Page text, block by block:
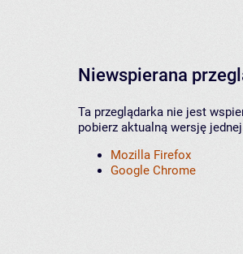
Niewspierana
Ta przeglądarka nie jest
pobierz aktualną wersję
Mozilla Firefox
Google Chrome